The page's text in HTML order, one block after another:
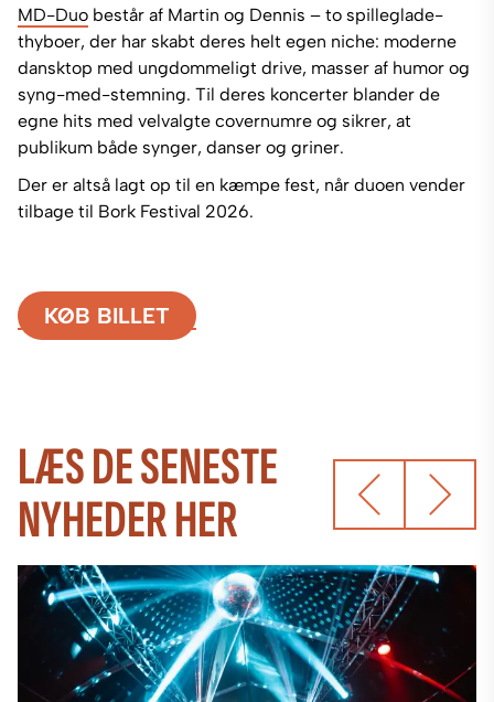
MD-Duo består af Martin og Dennis – to spilleglade-
thyboer, der har skabt deres helt egen niche: moderne
dansktop med ungdommeligt drive, masser af humor og
syng-med-stemning. Til deres koncerter blander de
egne hits med velvalgte covernumre og sikrer, at
publikum både synger, danser og griner.
Der er altså lagt op til en kæmpe fest, når duoen vender
tilbage til Bork Festival 2026.
KØB BILLET
LÆS DE SENESTE
NYHEDER HER